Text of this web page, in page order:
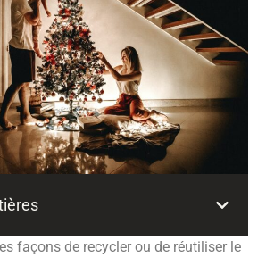
façons de recycler ou de réutiliser le